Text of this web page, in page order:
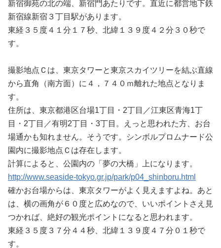
新宿御苑の北の端、新宿門あたりです。直近に都営地下鉄
新宿線新宿３丁目駅があります。
東経３５度４１分１７秒、北緯１３９度４２分３０秒で
す。
撮影地点Ｃは、東京タワーと東京スカイツリーを結ぶ直線
から直角（南方面）に４，７４０ｍ離れた地点となりま
す。
住所は、東京都港区台場1丁目・2丁目／江東区青海1丁
目・2丁目／有明2丁目・3丁目。えっと思われた方、お台
場通かも知れません。そうです。シンボルプロムナード公
園内に撮影地点Ｃは存在します。
計算によると、公園内の「夢の大橋」上になります。
http://www.seaside-tokyo.gr.jp/park/p04_shinboru.html
確かお台場からは、東京タワーがよく見えますよね。あと
は、横の画角が６０度と広めなので、いいポイントさえ見
つかれば、絶好の観光ポイントになると思われます。
東経３５度３７分４４秒、北緯１３９度４７分０１秒で
す。